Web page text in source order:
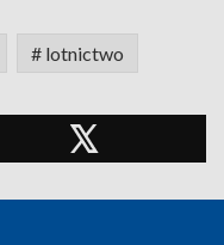
# lotnictwo